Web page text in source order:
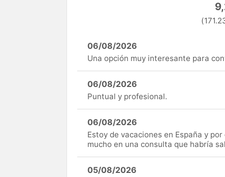
06/08/2026
Una opción muy interesante para
06/08/2026
Puntual y profesional.
06/08/2026
Estoy de vacaciones en España y
mucho en una consulta que habría
05/08/2026